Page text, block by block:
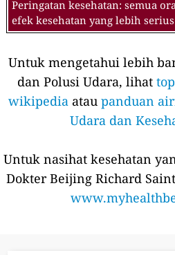
Peringatan kesehatan: semua
efek kesehatan yang lebih serius
Untuk mengetahui lebih
dan Polusi Udara, lihat
wikipedia atau panduan
Udara dan
Untuk nasihat kesehatan
Dokter Beijing Richard